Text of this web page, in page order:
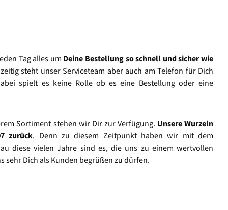
Tag alles um Deine Bestellung so schnell und sicher wie
steht unser Serviceteam aber auch am Telefon für Dich
spielt es keine Rolle ob es eine Bestellung oder eine
Sortiment stehen wir Dir zur Verfügung. Unsere Wurzeln
zurück. Denn zu diesem Zeitpunkt haben wir mit dem
diese vielen Jahre sind es, die uns zu einem wertvollen
sehr Dich als Kunden begrüßen zu dürfen.